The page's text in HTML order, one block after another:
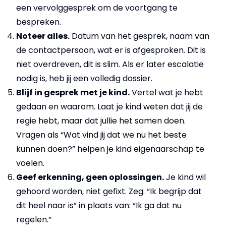
een vervolggesprek om de voortgang te
bespreken.
Noteer alles. Datum van het gesprek, naam van
de contactpersoon, wat er is afgesproken. Dit is
niet overdreven, dit is slim. Als er later escalatie
nodig is, heb jij een volledig dossier.
Blijf in gesprek met je kind.Vertel wat je hebt
gedaan en waarom. Laat je kind weten dat jij de
regie hebt, maar dat jullie het samen doen.
Vragen als “Wat vind jij dat we nu het beste
kunnen doen?” helpen je kind eigenaarschap te
voelen.
Geef erkenning, geen oplossingen.Je kind wil
gehoord worden, niet gefixt. Zeg: “Ik begrijp dat
dit heel naar is” in plaats van: “Ik ga dat nu
regelen.”